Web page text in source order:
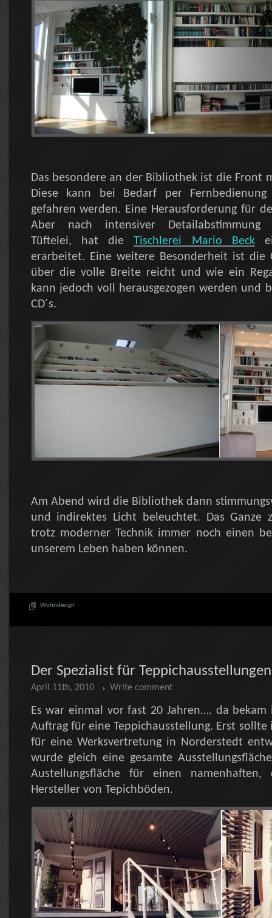
Das besondere an der Bibliothek ist die Front
Diese kann bei Bedarf per
gefahren werden. Eine Herausforderung für
Aber nach intensiver
Tüftelei, hat dieTischlerei Mario Beck
erarbeitet. Eine weitere Besonderheit ist die
über die volle Breite reicht und wie ein
kann jedoch voll herausgezogen werden und
CD´s.
Am Abend wird die Bibliothek dann
und indirektes Licht beleuchtet. Das Ganze
trotz moderner Technik immer noch einen
unserem Leben haben können.
Wohndesign
Der Spezialist für
April 11th, 2010 Write comment
Es war einmal vor fast 20 Jahren…. da
Auftrag für eine Teppichausstellung. Erst sollte
für eine Werksvertretung in Norderstedt
wurde gleich eine gesamte
Austellungsfläche für einen namenhaften,
Hersteller von Tepichböden.